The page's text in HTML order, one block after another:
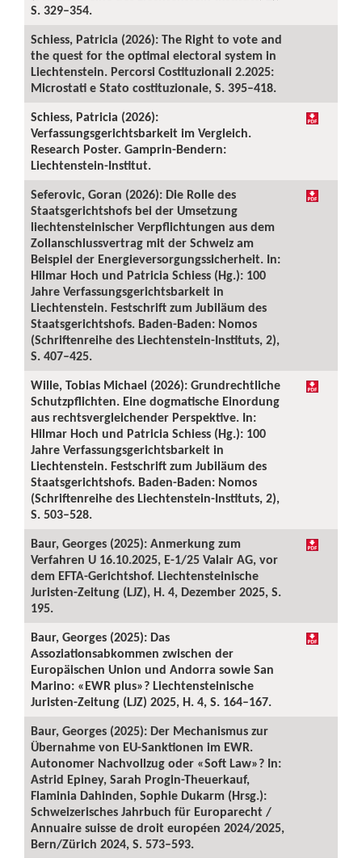
S. 329–354.
Schiess, Patricia (2026): The Right to vote and
the quest for the optimal electoral system in
Liechtenstein. Percorsi Costituzionali 2.2025:
Microstati e Stato costituzionale, S. 395–418.
Schiess, Patricia (2026):
Verfassungsgerichtsbarkeit im Vergleich.
Research Poster. Gamprin-Bendern:
Liechtenstein-Institut.
Seferovic, Goran (2026): Die Rolle des
Staatsgerichtshofs bei der Umsetzung
liechtensteinischer Verpflichtungen aus dem
Zollanschlussvertrag mit der Schweiz am
Beispiel der Energieversorgungssicherheit. In:
Hilmar Hoch und Patricia Schiess (Hg.): 100
Jahre Verfassungsgerichtsbarkeit in
Liechtenstein. Festschrift zum Jubiläum des
Staatsgerichtshofs. Baden-Baden: Nomos
(Schriftenreihe des Liechtenstein-Instituts, 2),
S. 407–425.
Wille, Tobias Michael (2026): Grundrechtliche
Schutzpflichten. Eine dogmatische Einordung
aus rechtsvergleichender Perspektive. In:
Hilmar Hoch und Patricia Schiess (Hg.): 100
Jahre Verfassungsgerichtsbarkeit in
Liechtenstein. Festschrift zum Jubiläum des
Staatsgerichtshofs. Baden-Baden: Nomos
(Schriftenreihe des Liechtenstein-Instituts, 2),
S. 503–528.
Baur, Georges (2025): Anmerkung zum
Verfahren U 16.10.2025, E-1/25 Valair AG, vor
dem EFTA-Gerichtshof. Liechtensteinische
Juristen-Zeitung (LJZ), H. 4, Dezember 2025, S.
195.
Baur, Georges (2025): Das
Assoziationsabkommen zwischen der
Europäischen Union und Andorra sowie San
Marino: «EWR plus»? Liechtensteinische
Juristen-Zeitung (LJZ) 2025, H. 4, S. 164–167.
Baur, Georges (2025): Der Mechanismus zur
Übernahme von EU-Sanktionen im EWR.
Autonomer Nachvollzug oder «Soft Law»? In:
Astrid Epiney, Sarah Progin-Theuerkauf,
Flaminia Dahinden, Sophie Dukarm (Hrsg.):
Schweizerisches Jahrbuch für Europarecht /
Annuaire suisse de droit européen 2024/2025,
Bern/Zürich 2024, S. 573–593.